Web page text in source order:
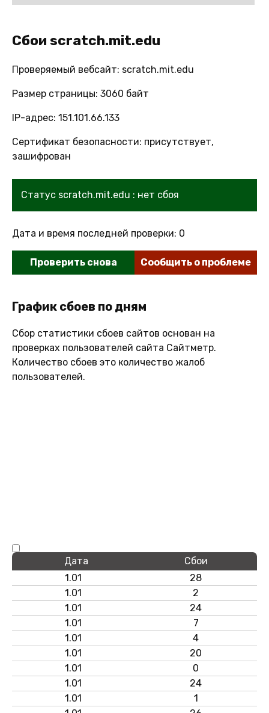
Сбои scratch.mit.edu
Проверяемый вебсайт: scratch.mit.edu
Размер страницы: 3060 байт
IP-адрес: 151.101.66.133
Сертификат безопасности: присутствует,
зашифрован
Статус scratch.mit.edu : нет сбоя
Дата и время последней проверки: 0
Проверить снова Сообщить о проблеме
График сбоев по дням
Сбор статистики сбоев сайтов основан на
проверках пользователей сайта Сайтметр.
Количество сбоев это количество жалоб
пользователей.
Дата
Сбои
1.01
28
1.01
2
1.01
24
1.01
7
1.01
4
1.01
20
1.01
0
1.01
24
1.01
1